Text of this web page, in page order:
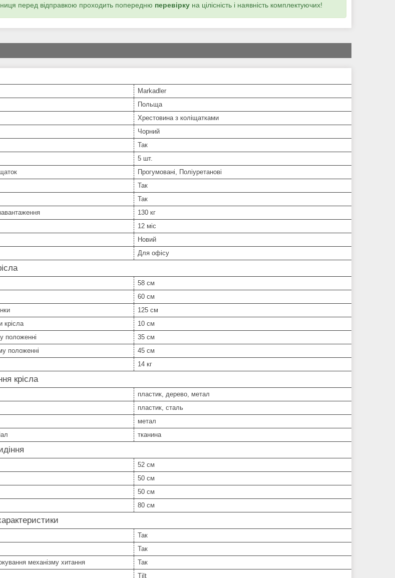
перед відправкою проходить попередню перевірку на цілісність і наявність комплектуючих!
Markadler
Польща
Хрестовина з коліщатками
Чорний
Так
5 шт.
Прогумовані, Поліуретанові
Так
Так
130 кг
12 міс
Новий
Для офісу
58 см
60 см
125 см
крісла
10 см
положенні
35 см
положенні
45 см
14 кг
крісла
пластик, дерево, метал
пластик, сталь
метал
тканина
52 см
50 см
50 см
80 см
Так
Так
механізму хитання
Так
Tilt